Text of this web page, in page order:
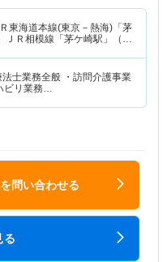
Ｒ東海道本線(東京－熱海)「茅
ＪＲ相模線「茅ケ崎駅」（徒
法士業務全般 ・訪問介護事業
ビリ業務…
問い合わせる
る